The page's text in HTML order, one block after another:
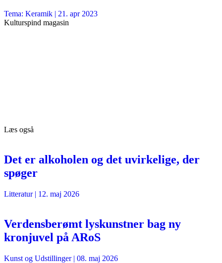
Tema: Keramik | 21. apr 2023
Kulturspind magasin
Læs også
Det er alkoholen og det uvirkelige, der
spøger
Litteratur| 12. maj 2026
Verdensberømt lyskunstner bag ny
kronjuvel på ARoS
Kunst og Udstillinger| 08. maj 2026